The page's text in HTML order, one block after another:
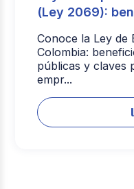
(Ley 2069):
Conoce la Ley de
Colombia:
públicas y claves
empr...